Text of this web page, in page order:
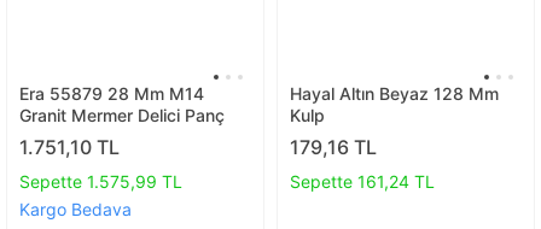
Era 55879 28 Mm M14
Granit Mermer Delici Panç
1.751,10 TL
Sepette 1.575,99 TL
Kargo Bedava
Hayal Altın Beyaz 128 Mm
Kulp
179,16 TL
Sepette 161,24 TL